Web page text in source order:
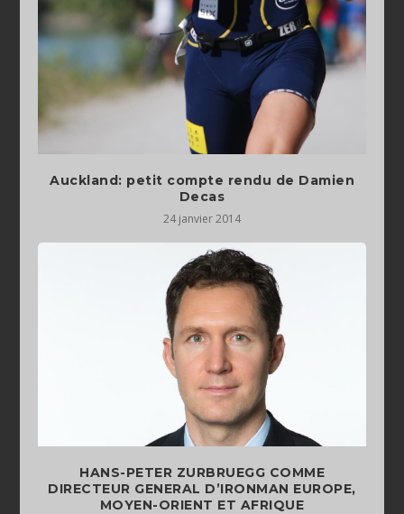
Auckland: petit compte rendu de Damien
Decas
24 janvier 2014
HANS-PETER ZURBRUEGG COMME
DIRECTEUR GENERAL D’IRONMAN EUROPE,